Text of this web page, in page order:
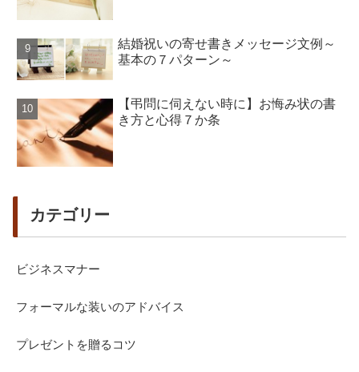
結婚祝いの寄せ書きメッセージ文例～
基本の７パターン～
【弔問に伺えない時に】お悔み状の書
き方と心得７か条
カテゴリー
ビジネスマナー
フォーマルな装いのアドバイス
プレゼントを贈るコツ